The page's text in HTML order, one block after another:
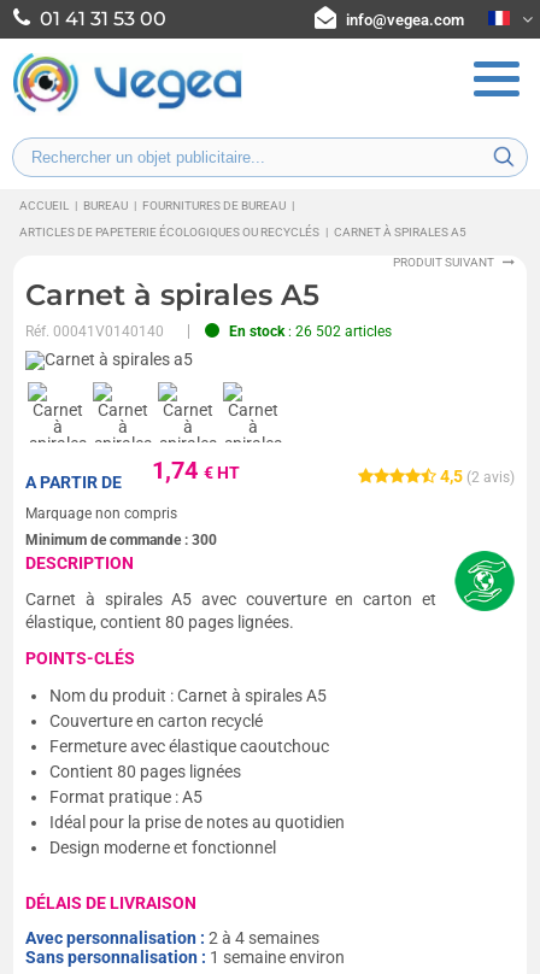
01 41 31 53 00 info@vegea.com
ACCUEIL | BUREAU | FOURNITURES DE BUREAU |
ARTICLES DE PAPETERIE ÉCOLOGIQUES OU RECYCLÉS | CARNET À SPIRALES A5
PRODUIT SUIVANT
Carnet à spirales A5
Réf.00041V0140140 En stock: 26 502 articles
4,5 (2 avis)
1,74€ HT
A PARTIR DE
Marquage non compris
Minimum de commande :300
DESCRIPTION
Carnet à spirales A5 avec couverture en carton et
élastique, contient 80 pages lignées.
POINTS-CLÉS
Nom du produit : Carnet à spirales A5
Couverture en carton recyclé
Fermeture avec élastique caoutchouc
Contient 80 pages lignées
Format pratique : A5
Idéal pour la prise de notes au quotidien
Design moderne et fonctionnel
DÉLAIS DE LIVRAISON
Avec personnalisation :2 à 4 semaines
Sans personnalisation : 1 semaine environ